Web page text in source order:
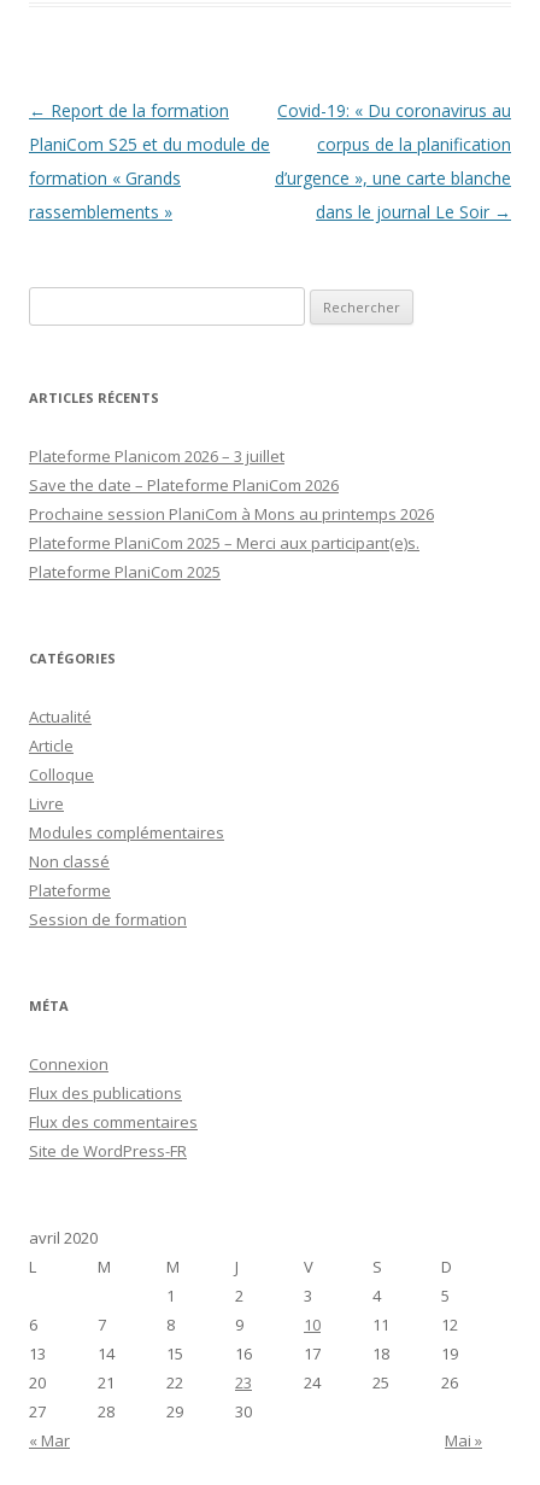
Navigation
des
articles
← Report de la formation
PlaniCom S25 et du module de
formation « Grands
rassemblements »
Covid-19: « Du coronavirus au
corpus de la planification
d’urgence », une carte blanche
dans le journal Le Soir →
ARTICLES RÉCENTS
Plateforme Planicom 2026 – 3 juillet
Save the date – Plateforme PlaniCom 2026
Prochaine session PlaniCom à Mons au printemps 2026
Plateforme PlaniCom 2025 – Merci aux participant(e)s.
Plateforme PlaniCom 2025
CATÉGORIES
Actualité
Article
Colloque
Livre
Modules complémentaires
Non classé
Plateforme
Session de formation
MÉTA
Connexion
Flux des publications
Flux des commentaires
Site de WordPress-FR
avril 2020
L
M M J V S
D
1
2 3 4
5
6
7 8 9 10 11
12
13
14 15 16 17 18
19
20
21 22 23 24 25
26
27
28 29
30
« Mar
Mai »